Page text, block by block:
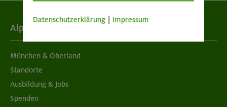
Alpenverein
München & Oberland
Standorte
Ausbildung & Jobs
Spenden
Datenschutzerklärung Impressum